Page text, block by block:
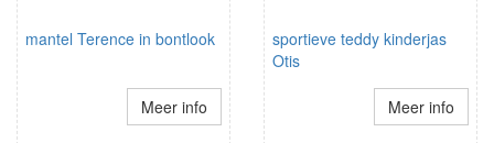
mantel Terence in bontlook
Meer info
sportieve teddy kinderjas
Otis
Meer info